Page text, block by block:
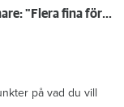
Kompisdealen blev verklighet – 40 år senare: "Flera fina fördelar med att dela bostad"
på vad du vill